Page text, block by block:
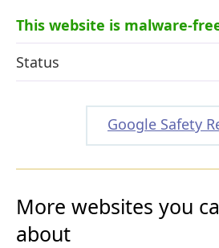
This website is malware-
Status
Google Safety
More websites you
about